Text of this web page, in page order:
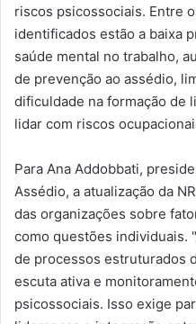
riscos psicossociais. Entre
identificados estão a baixa
saúde mental no trabalho,
de prevenção ao assédio,
dificuldade na formação de
lidar com riscos
Para Ana Addobbati,
Assédio, a atualização da
das organizações sobre
como questões individuais.
de processos estruturados
escuta ativa e
psicossociais. Isso exige